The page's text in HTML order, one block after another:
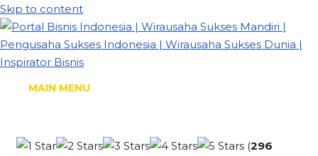
Skip to content
MAIN MENU
(296